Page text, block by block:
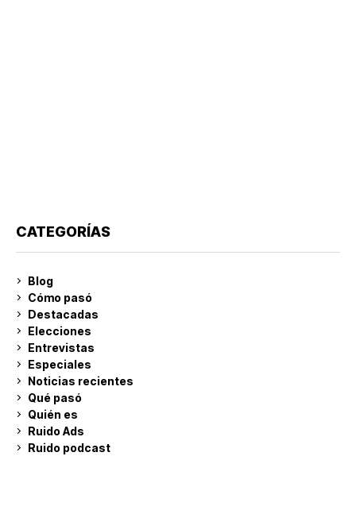
CATEGORÍAS
Blog
Cómo pasó
Destacadas
Elecciones
Entrevistas
Especiales
Noticias recientes
Qué pasó
Quién es
Ruido Ads
Ruido podcast